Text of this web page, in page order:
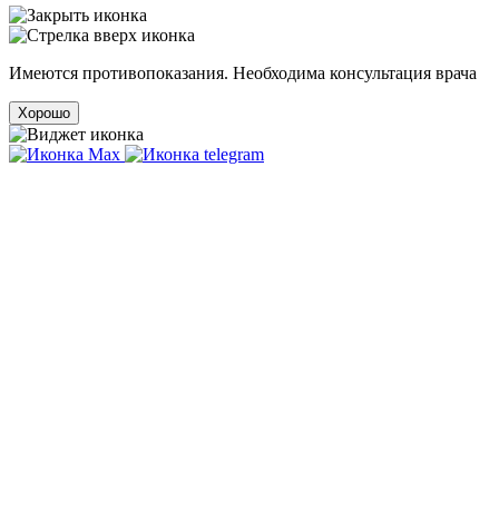
Имеются противопоказания. Необходима консультация врача
Хорошо